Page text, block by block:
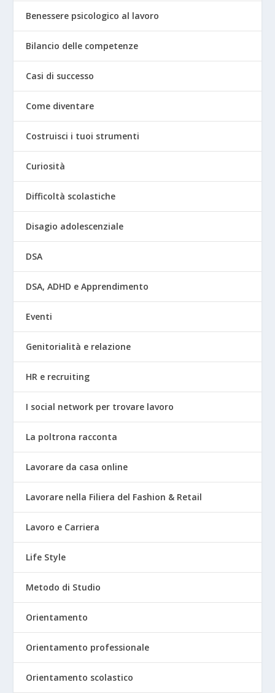
Benessere psicologico al lavoro
Bilancio delle competenze
Casi di successo
Come diventare
Costruisci i tuoi strumenti
Curiosità
Difficoltà scolastiche
Disagio adolescenziale
DSA
DSA, ADHD e Apprendimento
Eventi
Genitorialità e relazione
HR e recruiting
I social network per trovare lavoro
La poltrona racconta
Lavorare da casa online
Lavorare nella Filiera del Fashion & Retail
Lavoro e Carriera
Life Style
Metodo di Studio
Orientamento
Orientamento professionale
Orientamento scolastico